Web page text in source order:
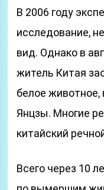
В 2006 году
исследование,
вид. Однако в
житель Китая
белое животное,
Янцзы. Многие
китайский
Всего через 10